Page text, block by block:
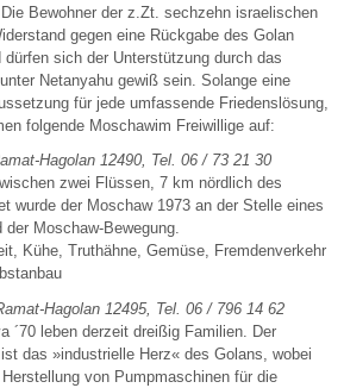
Bewohner der z.Zt. sechzehn israelischen
gegen eine Rückgabe des Golan
dürfen sich der Unterstützung durch das
Netanyahu gewiß sein. Solange eine
für jede umfassende Friedenslösung,
folgende Moschawim Freiwillige auf:
Hagolan 12490, Tel. 06 / 73 21 30
zwei Flüssen, 7 km nördlich des
wurde der Moschaw 1973 an der Stelle eines
Moschaw-Bewegung.
Kühe, Truthähne, Gemüse, Fremdenverkehr
Hagolan 12495, Tel. 06 / 796 14 62
´70 leben derzeit dreißig Familien. Der
das »industrielle Herz« des Golans, wobei
von Pumpmaschinen für die